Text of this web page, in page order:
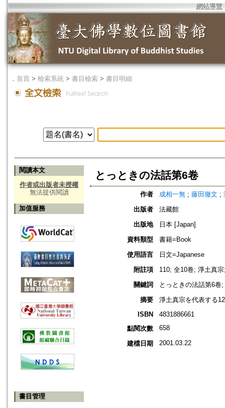
網站導覽
． 首頁 > 檢索系統 > 書目檢索 > 書目明細
閱讀本文
作者或出版者未授權
無法提供閱讀
加值服務
書目管理
とっときの法話第6卷
作者 成相一無 ; 藤田徹文 ;
出版者
法藏館
出版地
日本 [Japan]
資料類型
書籍=Book
使用語言
日文=Japanese
附註項
110; 全10卷; 淨土真
關鍵詞
とっときの法話第6
摘要
淨土真宗を代表する
ISBN
4831886661
點閱次數
658
建檔日期 2001.03.22